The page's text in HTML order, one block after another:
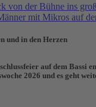
und in den Herzen
auf dem Bassi
2026 und es geht